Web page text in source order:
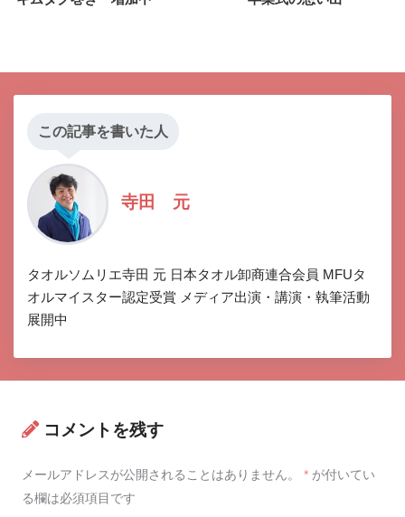
この記事を書いた人
寺田 元
タオルソムリエ寺田 元 日本タオル卸商連合会員 MFUタ
オルマイスター認定受賞 メディア出演・講演・執筆活動
展開中
コメントを残す
メールアドレスが公開されることはありません。 * が付いてい
る欄は必須項目です